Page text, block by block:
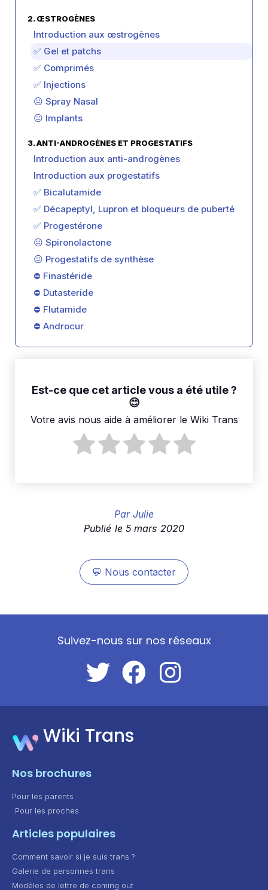
2. ŒSTROGÈNES
Introduction aux œstrogènes
✅ Gel et patchs
✅ Comprimés
✅ Injections
😐 Spray Nasal
😐 Implants
3. ANTI-ANDROGÈNES ET PROGESTATIFS
Introduction aux anti-androgènes
Introduction aux progestatifs
✅ Bicalutamide
✅ Décapeptyl, Lupron et bloqueurs de puberté
✅ Progestérone
😐 Spironolactone
😐 Progestatifs de synthèse
⛔ Finastéride
⛔ Dutasteride
⛔ Flutamide
⛔ Androcur
Est-ce que cet article vous a été utile ?
Votre avis nous aide à améliorer le Wiki Trans
Par Julie
Publié le5 mars 2020
💬 Nous contacter
Suivez-nous sur nos réseaux
Wiki Trans
Nos brochures
Pour les parents
Pour les proches
Articles populaires
Comment savoir si je suis trans ?
Galerie de personnes trans
Modèles de lettre de coming out